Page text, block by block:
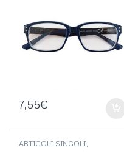
7,55€
ARTICOLI SINGOLI,